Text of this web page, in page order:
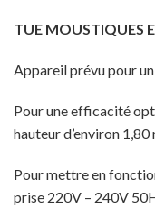
TUE MOUSTIQUES
Appareil prévu pour
Pour une efficacité
hauteur d’environ 1,80
Pour mettre en
prise 220V – 240V